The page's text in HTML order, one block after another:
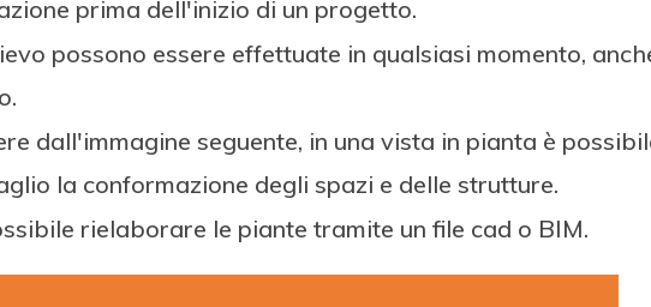
prima dell'inizio di un progetto.
possono essere effettuate in qualsiasi momento,
dall'immagine seguente, in una vista in pianta è
la conformazione degli spazi e delle strutture.
rielaborare le piante tramite un file cad o BIM.